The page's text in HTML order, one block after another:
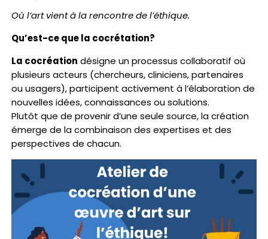
Où l’art vient à la rencontre de l’éthique.
Qu’est-ce que la cocrétation?
La cocréation désigne un processus collaboratif où
plusieurs acteurs (chercheurs, cliniciens, partenaires
ou usagers), participent activement à l’élaboration de
nouvelles idées, connaissances ou solutions.
Plutôt que de provenir d’une seule source, la création
émerge de la combinaison des expertises et des
perspectives de chacun.